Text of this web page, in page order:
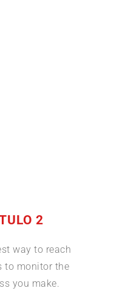
2
way to reach
to monitor the
you make.